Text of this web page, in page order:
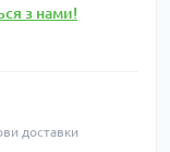
з нами!
доставки